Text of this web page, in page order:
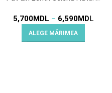
5,700MDL – 6,590MDL
ALEGE MĂRIMEA